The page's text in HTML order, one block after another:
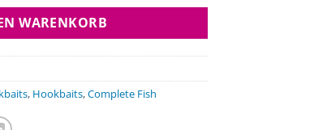
WARENKORB
, Hookbaits,Complete Fish